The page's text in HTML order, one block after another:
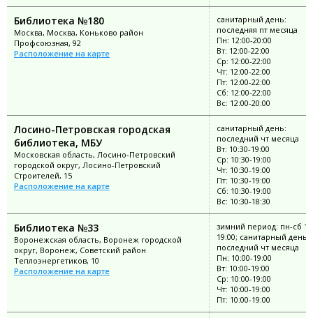
Библиотека №180
Москва, Москва, Коньково район
Профсоюзная, 92
Расположение на карте
санитарный день:
последняя пт месяца
Пн: 12:00-20:00
Вт: 12:00-22:00
Ср: 12:00-22:00
Чт: 12:00-22:00
Пт: 12:00-22:00
Сб: 12:00-22:00
Вс: 12:00-20:00
Лосино-Петровская городская
библиотека, МБУ
Московская область, Лосино-Петровский
городской округ, Лосино-Петровский
Строителей, 15
Расположение на карте
санитарный день:
последний чт месяца
Вт: 10:30-19:00
Ср: 10:30-19:00
Чт: 10:30-19:00
Пт: 10:30-19:00
Сб: 10:30-19:00
Вс: 10:30-18:30
Библиотека №33
Воронежская область, Воронеж городской
округ, Воронеж, Советский район
Теплоэнергетиков, 10
Расположение на карте
зимний период: пн-сб
19:00; санитарный день:
последний чт месяца
Пн: 10:00-19:00
Вт: 10:00-19:00
Ср: 10:00-19:00
Чт: 10:00-19:00
Пт: 10:00-19:00